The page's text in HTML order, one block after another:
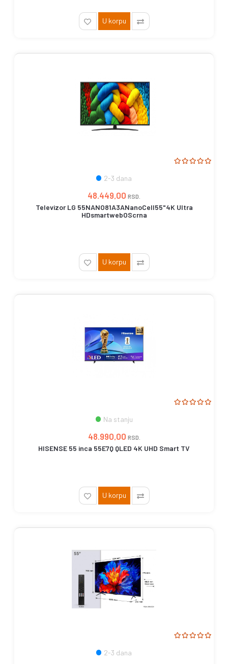
U korpu
2-3 dana
48.449,00 RSD.
Televizor LG 55NANO81A3ANanoCell55"4K Ultra
HDsmartwebOScrna
U korpu
Na stanju
48.990,00 RSD.
HISENSE 55 inca 55E7Q QLED 4K UHD Smart TV
U korpu
2-3 dana